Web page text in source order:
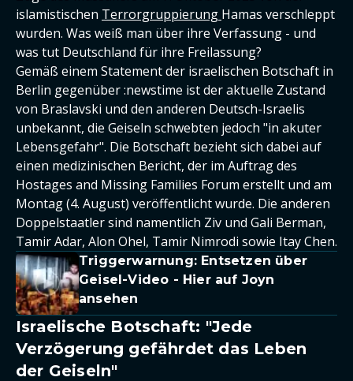
islamistischen Terrorgruppierung Hamas verschleppt
wurden. Was weiß man über ihre Verfassung - und
was tut Deutschland für ihre Freilassung?
Gemäß einem Statement der israelischen Botschaft in
Berlin gegenüber :newstime ist der aktuelle Zustand
von Braslavski und den anderen Deutsch-Israelis
unbekannt, die Geiseln schwebten jedoch "in akuter
Lebensgefahr". Die Botschaft bezieht sich dabei auf
einen medizinischen Bericht, der im Auftrag des
Hostages and Missing Families Forum erstellt und am
Montag (4. August) veröffentlicht wurde. Die anderen
Doppelstaatler sind namentlich Ziv und Gali Berman,
Tamir Adar, Alon Ohel, Tamir Nimrodi sowie Itay Chen.
Triggerwarnung: Entsetzen über
Geisel-Video - Hier auf Joyn
ansehen
Israelische Botschaft: "Jede
Verzögerung gefährdet das Leben
der Geiseln"